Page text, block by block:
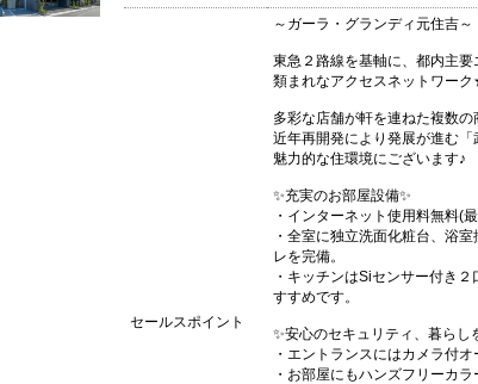
セールスポイント
～ガーラ・グランディ元住吉～
東急２路線を基軸に、都内主
類まれなアクセスネットワーク
多彩な店舗が軒を連ねた複数
近年再開発により発展が進む
魅力的な住環境にございます♪
✨充実のお部屋設備✨
・インターネット使用料無料(
・全室に独立洗面化粧台、浴
レを完備。
・キッチンはSiセンサー付き
すすめです。
✨安心のセキュリティ、暮らし
・エントランスにはカメラ付
・お部屋にもハンズフリーカ